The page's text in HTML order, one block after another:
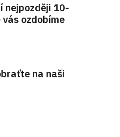
nejpozději 10-
ozdobíme
na naši